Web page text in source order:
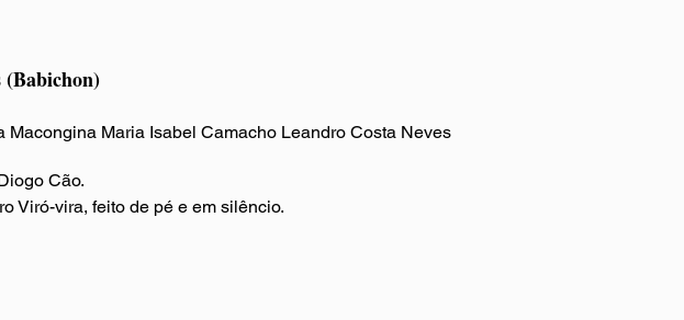
(Babichon)
Maria Isabel Camacho Leandro Costa Neves
Cão.
Viró-vira, feito de pé e em silêncio.